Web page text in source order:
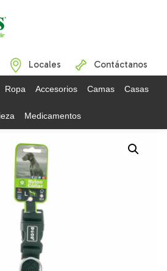
Locales Contáctanos
Ropa Accesorios Camas Casas
Medicamentos